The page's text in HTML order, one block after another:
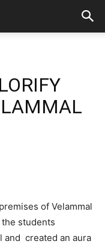
of Velammal
the students
and created an aura